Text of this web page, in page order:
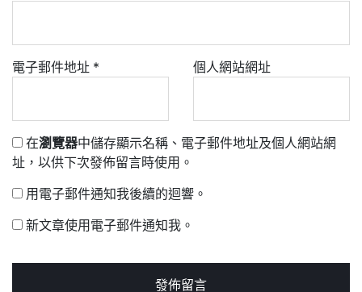
電子郵件地址 * 個人網站網址
在瀏覽器中儲存顯示名稱、電子郵件地址及個人網站網
址，以供下次發佈留言時使用。
用電子郵件通知我後續的迴響。
新文章使用電子郵件通知我。